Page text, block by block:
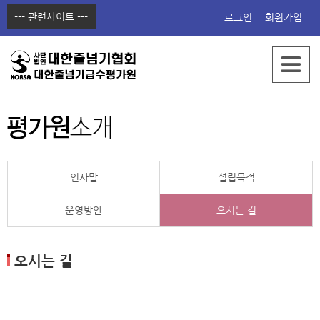
--- 관련사이트 ---
점프쇼핑몰
점프동영상
점프에듀
로그인 회원가입
인사말 설립목적
운영방안 오시는 길
오시는 길